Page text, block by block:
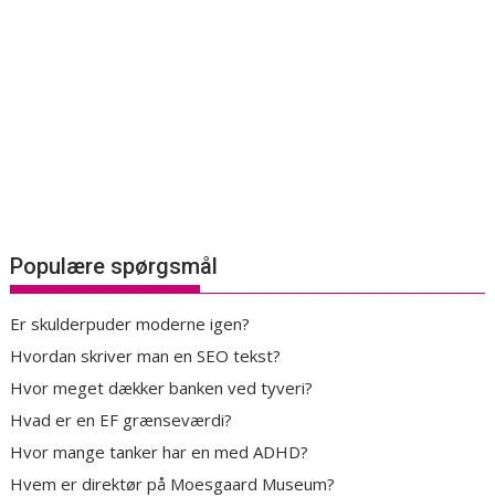
Populære spørgsmål
Er skulderpuder moderne igen?
Hvordan skriver man en SEO tekst?
Hvor meget dækker banken ved tyveri?
Hvad er en EF grænseværdi?
Hvor mange tanker har en med ADHD?
Hvem er direktør på Moesgaard Museum?